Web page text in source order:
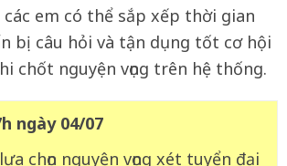
các em có thể sắp xếp thời gian
bị câu hỏi và tận dụng tốt cơ hội
chốt nguyện vọng trên hệ thống.
ngày 04/07
chọn nguyện vọng xét tuyển đại